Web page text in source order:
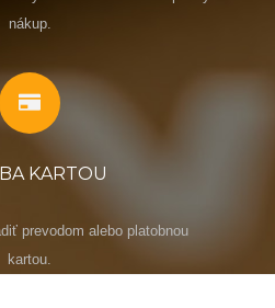
nákup.
KARTOU
prevodom alebo platobnou
kartou.